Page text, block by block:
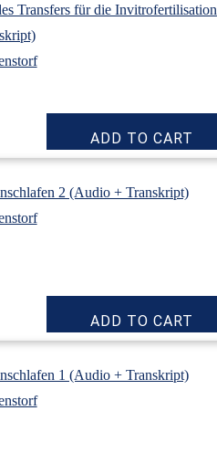
Transfers für die Invitrofertilisation
2 (Audio + Transkript)
1 (Audio + Transkript)